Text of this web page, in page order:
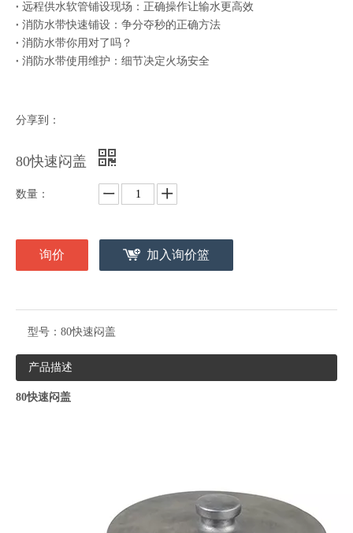
远程供水软管铺设现场：正确操作让输水更高效
消防水带快速铺设：争分夺秒的正确方法
消防水带你用对了吗？
消防水带使用维护：细节决定火场安全
分享到：
80快速闷盖
数量：
询价 加入询价篮
型号： 80快速闷盖
产品描述
80快速闷盖